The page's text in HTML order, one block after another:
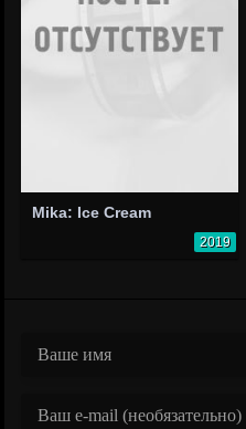
Mika: Ice Cream
2019